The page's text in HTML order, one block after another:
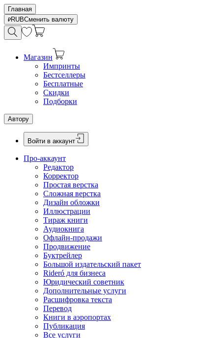
Главная
RUBСменить валюту
Магазин
Импринты
Бестселлеры
Бесплатные
Скидки
Подборки
Автору
Войти в аккаунт
Про-аккаунт
Редактор
Корректор
Простая верстка
Сложная верстка
Дизайн обложки
Иллюстрации
Тираж книги
Аудиокнига
Офлайн-продажи
Продвижение
Буктрейлер
Большой издательский пакет
Rideró для бизнеса
Юридический советник
Дополнительные услуги
Расшифровка текста
Перевод
Книги в аэропортах
Публикация
Все услуги